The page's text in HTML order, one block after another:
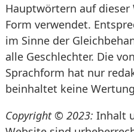
Hauptwörtern auf
Form verwendet.
im Sinne der
alle Geschlechter. Die
Sprachform hat nur
beinhaltet keine
Copyright © 2023: Inhalt